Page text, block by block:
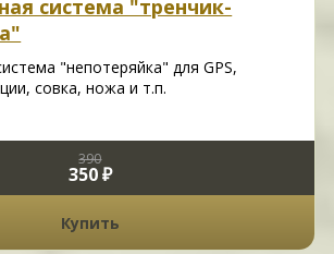
система "тренчик-
"непотеряйка" для GPS,
совка, ножа и т.п.
390
350 ₽
Купить